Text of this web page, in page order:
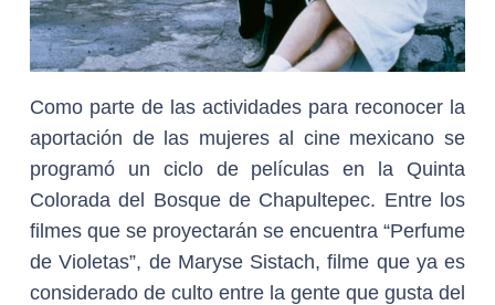
Como parte de las actividades para reconocer la
aportación de las mujeres al cine mexicano se
programó un ciclo de películas en la Quinta
Colorada del Bosque de Chapultepec. Entre los
filmes que se proyectarán se encuentra “Perfume
de Violetas”, de Maryse Sistach, filme que ya es
considerado de culto entre la gente que gusta del